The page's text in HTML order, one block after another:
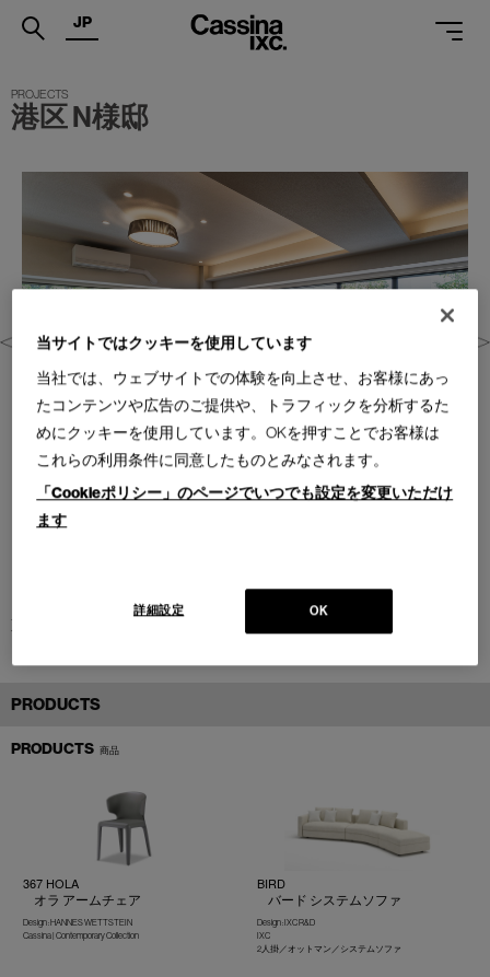
.
PRODUCTS
SERVICES
PROJECTS
MAGAZINE
SHOPS
CATALOGUES
PROFESSIONAL
ONLINE STORE お問合せ
JP
港区 N様邸
東京都(2023)
PRODUCTS
PRODUCTS 商品
367 HOLA
オラ アームチェア
Design : HANNES WETTSTEIN
Cassina | Contemporary Collection
BIRD
バード システムソファ
Design : IXC R&D
IXC
2人掛／オットマン／システムソファ
当サイトではクッキーを使用しています
当社では、ウェブサイトでの体験を向上させ、お客様にあっ
たコンテンツや広告のご提供や、トラフィックを分析するた
めにクッキーを使用しています。OKを押すことでお客様は
これらの利用条件に同意したものとみなされます。
「Cookieポリシー」のページでいつでも設定を変更いただけ
ます
OK
詳細設定